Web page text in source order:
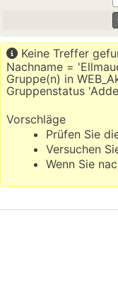
Keine Treffer
Nachname =
Gruppe(n) in
Gruppenstatus
Vorschläge
Prüfen Sie
Versuchen
Wenn Sie